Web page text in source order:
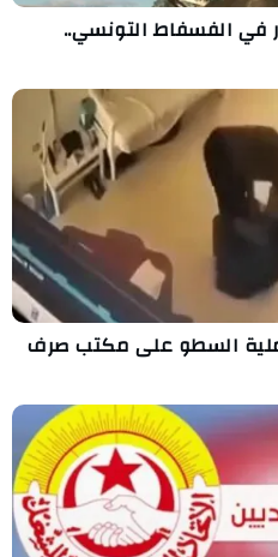
في الفسفاط التونسي..
السطو على مكتب صرف